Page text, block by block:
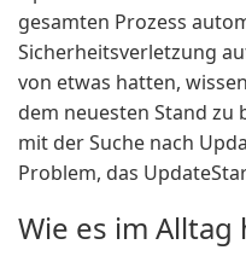
gesamten Prozess
Sicherheitsverletzung
von etwas hatten,
dem neuesten Stand zu
mit der Suche nach
Problem, das
Wie es im Alltag